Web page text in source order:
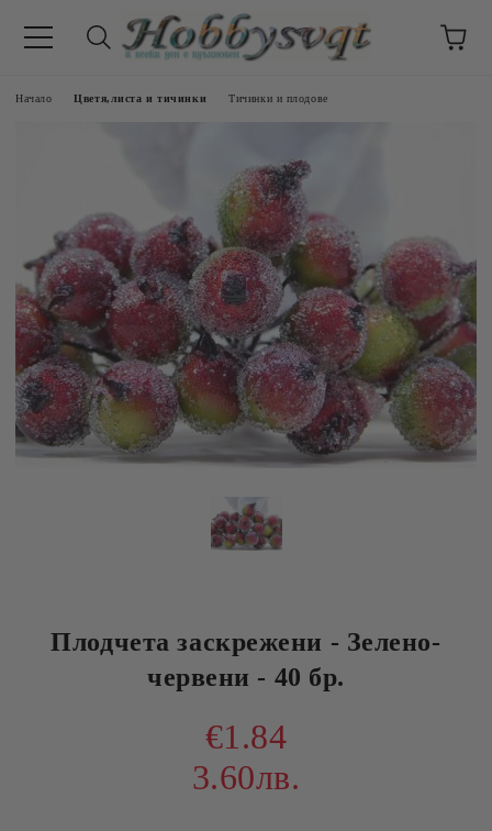
Начало Цветя,листа и тичинки Тичинки и плодове
Плодчета заскрежени - Зелено-
червени - 40 бр.
€1.84
3.60лв.